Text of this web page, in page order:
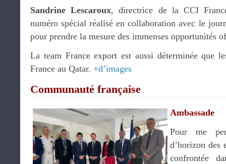
Sandrine Lescaroux, directrice de la CCI
numéro spécial réalisé en collaboration avec le
pour prendre la mesure des immenses opportunités
La team France export est aussi déterminée que
France au Qatar. +d’images
Communauté française
Ambassade
Pour me
d’horizon des
confrontée